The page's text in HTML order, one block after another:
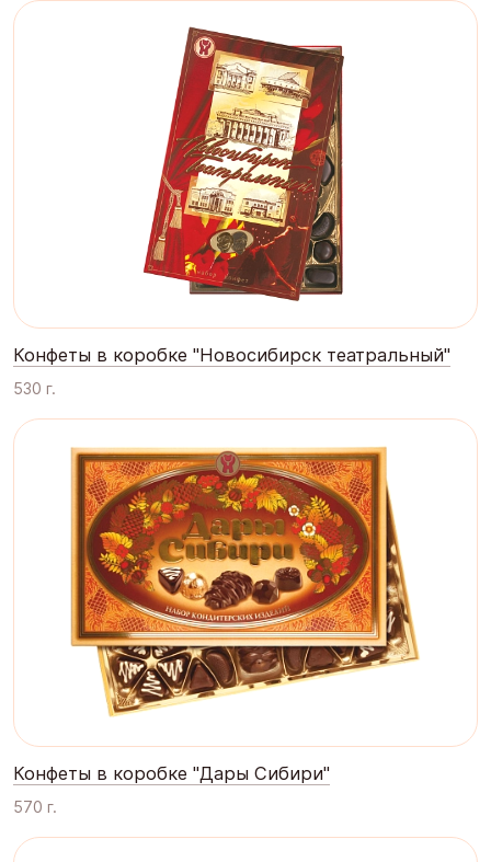
Конфеты в коробке "Новосибирск театральный"
530 г.
Конфеты в коробке "Дары Сибири"
570 г.